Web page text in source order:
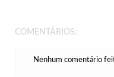
COMENTÁRIOS:
Nenhum comentário